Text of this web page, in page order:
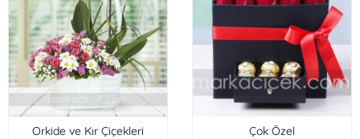
Orkide ve Kır Çiçekleri Çok Özel